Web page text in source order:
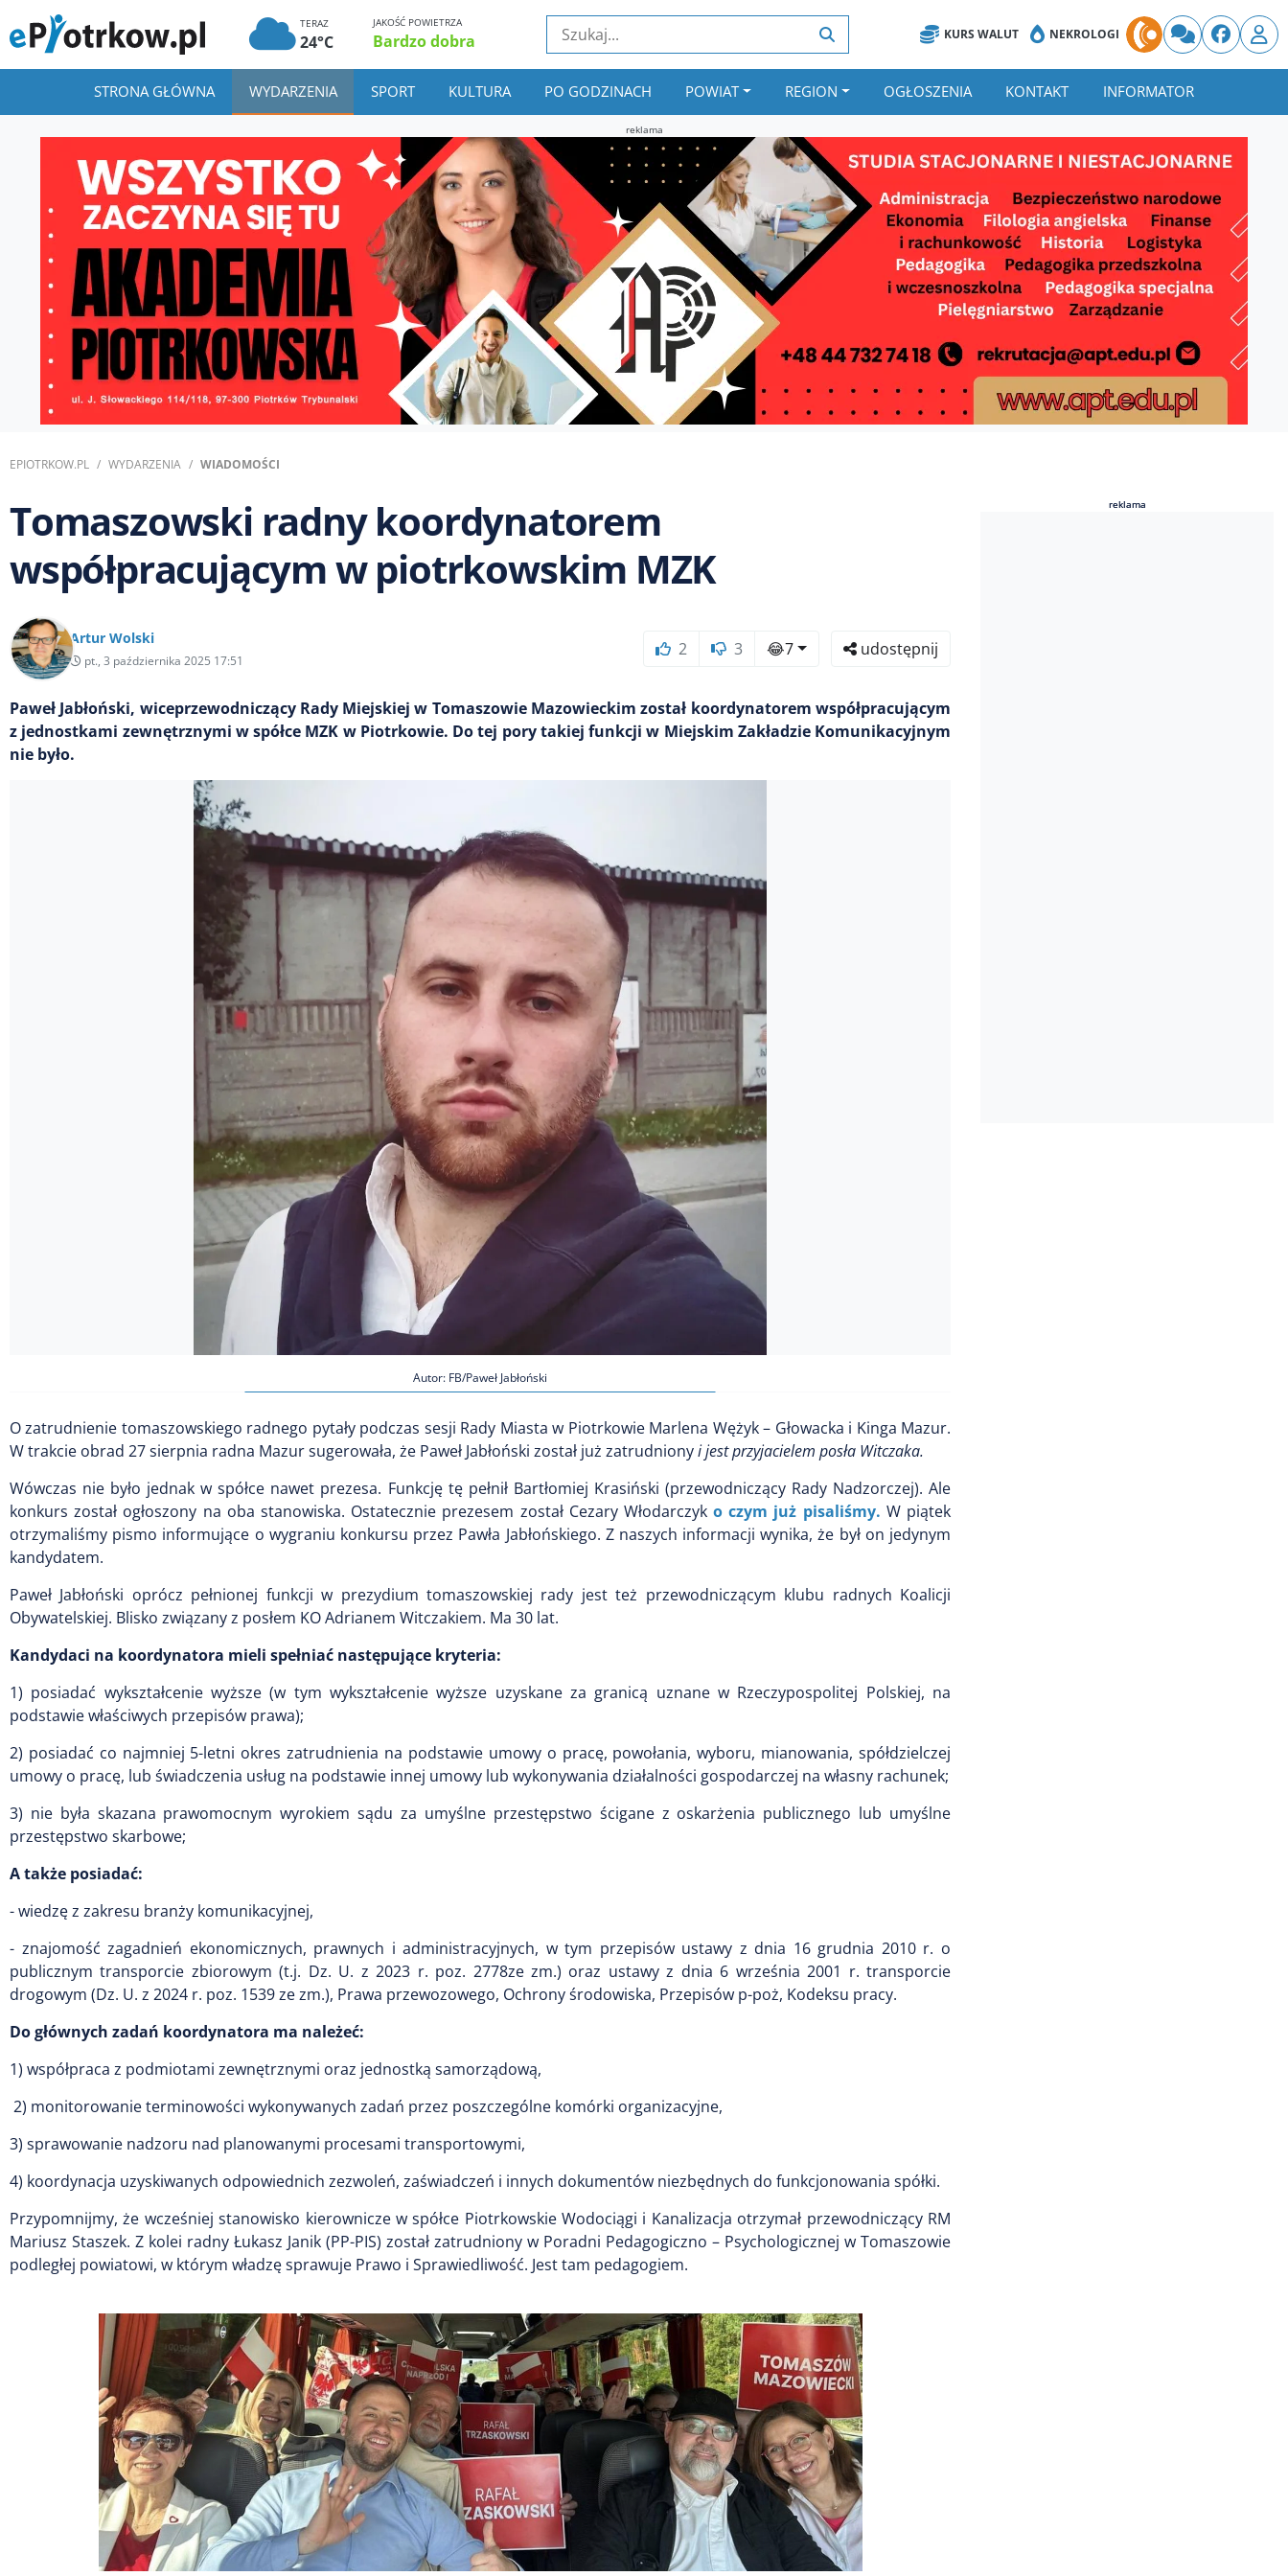
TERAZ
24°C
JAKOŚĆ POWIETRZA
Bardzo dobra KURS WALUT NEKROLOGI
STRONA GŁÓWNA WYDARZENIA SPORT KULTURA PO GODZINACH POWIAT REGION OGŁOSZENIA KONTAKT INFORMATOR
reklama
EPIOTRKOW.PL WYDARZENIA WIADOMOŚCI
Tomaszowski radny koordynatorem
współpracującym w piotrkowskim MZK
Artur Wolski
pt., 3 października 2025 17:51
2 3 😂7 udostępnij
Paweł Jabłoński, wiceprzewodniczący Rady Miejskiej w Tomaszowie Mazowieckim został koordynatorem współpracującym
z jednostkami zewnętrznymi w spółce MZK w Piotrkowie. Do tej pory takiej funkcji w Miejskim Zakładzie Komunikacyjnym
nie było.
Autor: FB/Paweł Jabłoński
O zatrudnienie tomaszowskiego radnego pytały podczas sesji Rady Miasta w Piotrkowie Marlena Wężyk – Głowacka i Kinga Mazur.
W trakcie obrad 27 sierpnia radna Mazur sugerowała, że Paweł Jabłoński został już zatrudnionyi jest przyjacielem posła Witczaka.
Wówczas nie było jednak w spółce nawet prezesa. Funkcję tę pełnił Bartłomiej Krasiński (przewodniczący Rady Nadzorczej). Ale
konkurs został ogłoszony na oba stanowiska. Ostatecznie prezesem został Cezary Włodarczyko czym już pisaliśmy. W piątek
otrzymaliśmy pismo informujące o wygraniu konkursu przez Pawła Jabłońskiego. Z naszych informacji wynika, że był on jedynym
kandydatem.
Paweł Jabłoński oprócz pełnionej funkcji w prezydium tomaszowskiej rady jest też przewodniczącym klubu radnych Koalicji
Obywatelskiej. Blisko związany z posłem KO Adrianem Witczakiem. Ma 30 lat.
Kandydaci na koordynatora mieli spełniać następujące kryteria:
1) posiadać wykształcenie wyższe (w tym wykształcenie wyższe uzyskane za granicą uznane w Rzeczypospolitej Polskiej, na
podstawie właściwych przepisów prawa);
2) posiadać co najmniej 5-letni okres zatrudnienia na podstawie umowy o pracę, powołania, wyboru, mianowania, spółdzielczej
umowy o pracę, lub świadczenia usług na podstawie innej umowy lub wykonywania działalności gospodarczej na własny rachunek;
3) nie była skazana prawomocnym wyrokiem sądu za umyślne przestępstwo ścigane z oskarżenia publicznego lub umyślne
przestępstwo skarbowe;
A także posiadać:
- wiedzę z zakresu branży komunikacyjnej,
- znajomość zagadnień ekonomicznych, prawnych i administracyjnych, w tym przepisów ustawy z dnia 16 grudnia 2010 r. o
publicznym transporcie zbiorowym (t.j. Dz. U. z 2023 r. poz. 2778ze zm.) oraz ustawy z dnia 6 września 2001 r. transporcie
drogowym (Dz. U. z 2024 r. poz. 1539 ze zm.), Prawa przewozowego, Ochrony środowiska, Przepisów p-poż, Kodeksu pracy.
Do głównych zadań koordynatora ma należeć:
1) współpraca z podmiotami zewnętrznymi oraz jednostką samorządową,
2) monitorowanie terminowości wykonywanych zadań przez poszczególne komórki organizacyjne,
3) sprawowanie nadzoru nad planowanymi procesami transportowymi,
4) koordynacja uzyskiwanych odpowiednich zezwoleń, zaświadczeń i innych dokumentów niezbędnych do funkcjonowania spółki.
Przypomnijmy, że wcześniej stanowisko kierownicze w spółce Piotrkowskie Wodociągi i Kanalizacja otrzymał przewodniczący RM
Mariusz Staszek. Z kolei radny Łukasz Janik (PP-PIS) został zatrudniony w Poradni Pedagogiczno – Psychologicznej w Tomaszowie
podległej powiatowi, w którym władzę sprawuje Prawo i Sprawiedliwość. Jest tam pedagogiem.
reklama
reklama